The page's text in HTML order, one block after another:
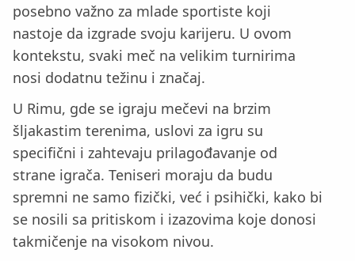
posebno važno za mlade sportiste koji
nastoje da izgrade svoju karijeru. U ovom
kontekstu, svaki meč na velikim turnirima
nosi dodatnu težinu i značaj.
U Rimu, gde se igraju mečevi na brzim
šljakastim terenima, uslovi za igru su
specifični i zahtevaju prilagođavanje od
strane igrača. Teniseri moraju da budu
spremni ne samo fizički, već i psihički, kako bi
se nosili sa pritiskom i izazovima koje donosi
takmičenje na visokom nivou.